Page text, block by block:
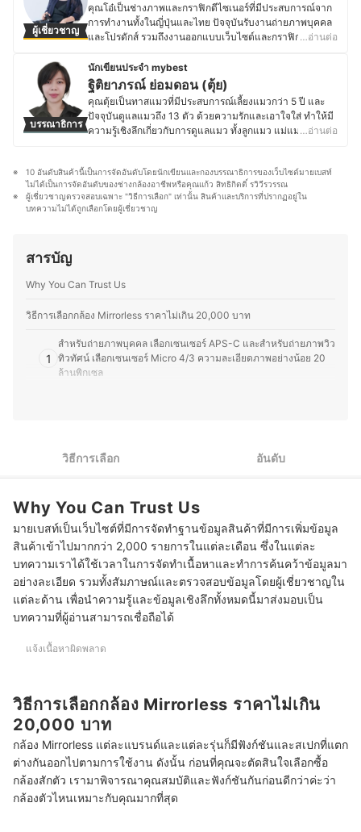
ผู้เชี่ยวชาญ
คุณโอ๋เป็นช่างภาพและกราฟิกดีไซเนอร์ที่มีประสบการณ์จาก
การทำงานทั้งในญี่ปุ่นและไทย ปัจจุบันรับงานถ่ายภาพบุคคล
และโปรดักส์ รวมถึงงานออกแบบเว็บไซต์และกราฟิกดีไซน์ให้
ดีไซน์จากจุฬาลงกรณ์มหาวิทยาลัย คุณโอ๋เดินทางไปศึกษา
ต่อด้านการถ่ายภาพโฆษณาที่โตเกียว และทำงานในวงการ
ถ่ายภาพที่ญี่ปุ่นกว่า 6 ปี เริ่มจากตำแหน่งผู้ช่วยช่างภาพก่อน
พัฒนาเป็นช่างภาพและนักออกแบบมืออาชีพ ด้วย
ประสบการณ์การทำงานในต่างประเทศ ทำให้คุณโอ๋จึงมีมุม
มองที่หลากหลาย สามารถผสมผสานศิลปะการถ่ายภาพและ
เอกลักษณ์
ประวัติของ อาทิตยา เกริกไกรกุล (โอ๋)
…อ่านต่อ
บรรณาธิการ
นักเขียนประจำ mybest
ฐิติยาภรณ์ ย่อมดอน (ตุ้ย)
คุณตุ้ยเป็นทาสแมวที่มีประสบการณ์เลี้ยงแมวกว่า 5 ปี และ
ปัจจุบันดูแลแมวถึง 13 ตัว ด้วยความรักและเอาใจใส่ ทำให้มี
ความรู้เชิงลึกเกี่ยวกับการดูแลแมว ทั้งลูกแมว แม่แมวหลังค
เหมาะสมกับสุขภาพของแมวในแต่ละด้านอีกด้วย นอกเหนือ
จากความหลงใหลในโลกของแมว คุณตุ้ยยังเป็นนักถ่ายภาพ
ที่รักการเก็บเกี่ยวโมเมนต์ผ่านเลนส์กล้อง โดยมีประสบการณ์
ใช้งานทั้งกล้องมือถือ DSLR และ Mirrorless ในการถ่ายภาพ
เลือกใช้อุปกรณ์ให้เหมาะสม จากความชื่นชอบทั้ง 2 ด้าน คุณ
เสริมแมว อุปกรณ์สำหรับแมว และกล้องถ่ายรูป เป็นอย่างดี อีก
ที่อ่านง่าย ช่วยให้ผู้อ่านเลือกซื้อผลิตภัณฑ์ได้อย่างคุ้มค่าและ
ตรงกับความต้องการ
ประวัติของ ฐิติยาภรณ์ ย่อมดอน (ตุ้ย)
…อ่านต่อ
10 อันดับสินค้านี้เป็นการจัดอันดับโดยนักเขียนและกองบรรณาธิการของเว็บไซต์มายเบสท์
ไม่ได้เป็นการจัดอันดับของช่างกล้องอาชีพหรือคุณแก้ว สิทธิกิตติ์ รวิวีรวรรณ
ผู้เชี่ยวชาญตรวจสอบเฉพาะ "วิธีการเลือก" เท่านั้น สินค้าและบริการที่ปรากฏอยู่ใน
บทความไม่ได้ถูกเลือกโดยผู้เชี่ยวชาญ
สารบัญ
Why You Can Trust Us
วิธีการเลือกกล้อง Mirrorless ราคาไม่เกิน 20,000 บาท
1
สำหรับถ่ายภาพบุคคล เลือกเซนเซอร์ APS-C และสำหรับถ่ายภาพวิว
ทิวทัศน์ เลือกเซนเซอร์ Micro 4/3 ความละเอียดภาพอย่างน้อย 20
ล้านพิกเซล
เลนส์ไม่เกิน 400 กรัม
มองภาพ และสามารถเชื่อมต่อ Wi-Fi และ Bluetooth ได้
10 อันดับ กล้อง Mirrorless ราคาไม่เกิน 20000 บาท รวมแบรนด์ดัง
บทส่งท้าย
วิธีการเลือก อันดับ
Why You Can Trust Us
มายเบสท์เป็นเว็บไซต์ที่มีการจัดทำฐานข้อมูลสินค้าที่มีการเพิ่มข้อมูล
สินค้าเข้าไปมากกว่า 2,000 รายการในแต่ละเดือน ซึ่งในแต่ละ
บทความเราได้ใช้เวลาในการจัดทำเนื้อหาและทำการค้นคว้าข้อมูลมา
อย่างละเอียด รวมทั้งสัมภาษณ์และตรวจสอบข้อมูลโดยผู้เชี่ยวชาญใน
แต่ละด้าน เพื่อนำความรู้และข้อมูลเชิงลึกทั้งหมดนี้มาส่งมอบเป็น
บทความที่ผู้อ่านสามารถเชื่อถือได้
แจ้งเนื้อหาผิดพลาด
วิธีการเลือกกล้อง Mirrorless ราคาไม่เกิน
20,000 บาท
กล้อง Mirrorless แต่ละแบรนด์และแต่ละรุ่นก็มีฟังก์ชันและสเปกที่แตก
ต่างกันออกไปตามการใช้งาน ดังนั้น ก่อนที่คุณจะตัดสินใจเลือกซื้อ
กล้องสักตัว เรามาพิจารณาคุณสมบัติและฟังก์ชันกันก่อนดีกว่าค่ะว่า
กล้องตัวไหนเหมาะกับคุณมากที่สุด